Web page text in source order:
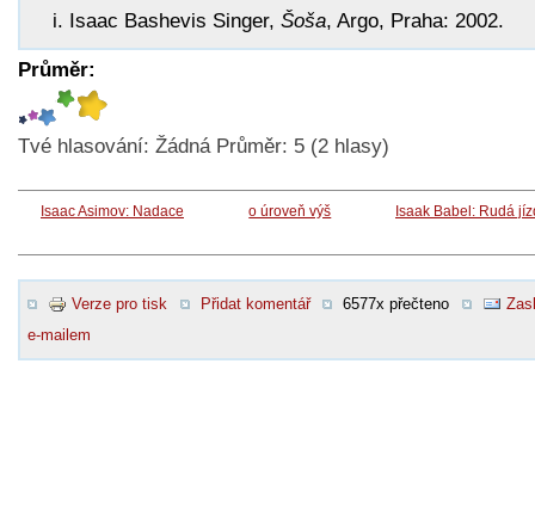
Isaac Bashevis Singer, Šoša, Argo, Praha: 2002.
Průměr:
Tvé hlasování: Žádná Průměr: 5 (2 hlasy)
Isaac Asimov: Nadace o úroveň výš Isaak Babel: Rudá
Verze pro tisk Přidat komentář 6577x přečteno
e-mailem